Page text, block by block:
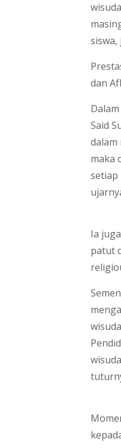
siswa,
dan
Said
dalam
maka
setiap
Ia
patut